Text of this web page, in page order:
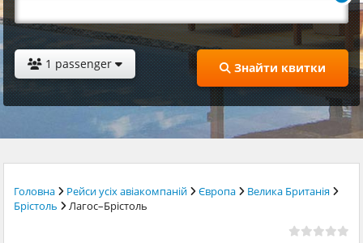
1 passenger Знайти квитки
Головна Рейси усіх авіакомпаній Європа
Велика Британія
Брістоль
Лагос–Брістоль